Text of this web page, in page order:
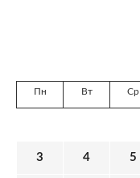
Пн Вт Ср
3 4 5